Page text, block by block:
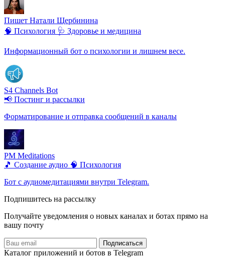
Пишет Натали Щербинина
🧠 Психология 🩺 Здоровье и медицина
Информационный бот о психологии и лишнем весе.
S4 Channels Bot
📢 Постинг и рассылки
Форматирование и отправка сообщений в каналы
PM Meditations
🎵 Создание аудио 🧠 Психология
Бот с аудиомедитациями внутри Telegram.
Подпишитесь на рассылку
Получайте уведомления о новых каналах и ботаx прямо на
вашу почту
Подписаться
Каталог приложений и ботов в Telegram